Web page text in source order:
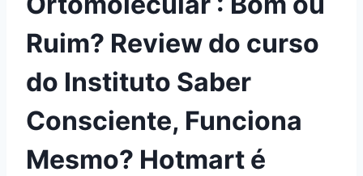
Ruim? Review do curso
do Instituto Saber
Consciente, Funciona
Mesmo? Hotmart é